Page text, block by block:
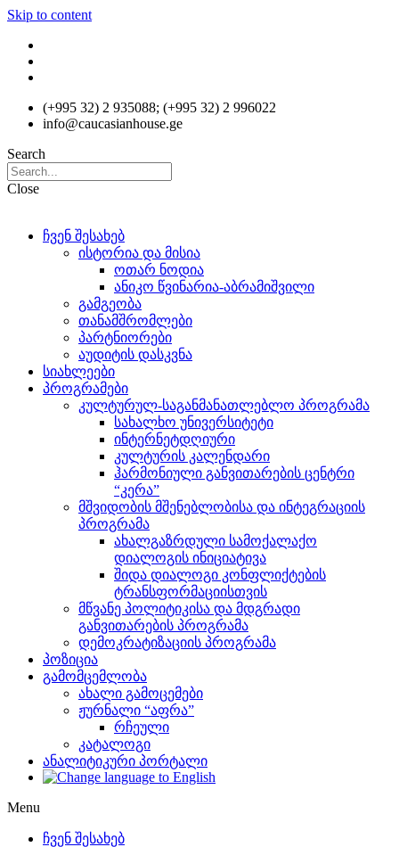
Skip to content
(+995 32) 2 935088; (+995 32) 2 996022
info@caucasianhouse.ge
Search
Close
ჩვენ შესახებ
ისტორია და მისია
ოთარ ნოდია
ანიკო წვინარია-აბრამიშვილი
გამგეობა
თანამშრომლები
პარტნიორები
აუდიტის დასკვნა
სიახლეები
პროგრამები
კულტურულ-საგანმანათლებლო პროგრამა
სახალხო უნივერსიტეტი
ინტერნეტდღიური
კულტურის კალენდარი
ჰარმონიული განვითარების ცენტრი
“კერა”
მშვიდობის მშენებლობისა და ინტეგრაციის
პროგრამა
ახალგაზრდული სამოქალაქო
დიალოგის ინიციატივა
შიდა დიალოგი კონფლიქტების
ტრანსფორმაციისთვის
მწვანე პოლიტიკისა და მდგრადი
განვითარების პროგრამა
დემოკრატიზაციის პროგრამა
პოზიცია
გამომცემლობა
ახალი გამოცემები
ჟურნალი “აფრა”
რჩეული
კატალოგი
ანალიტიკური პორტალი
Menu
ჩვენ შესახებ